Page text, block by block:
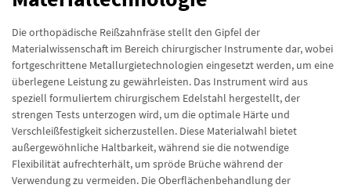
Die orthopädische Reißzahnfräse stellt den Gipfel der
Materialwissenschaft im Bereich chirurgischer Instrumente dar, wobei
fortgeschrittene Metallurgietechnologien eingesetzt werden, um eine
überlegene Leistung zu gewährleisten. Das Instrument wird aus
speziell formuliertem chirurgischem Edelstahl hergestellt, der
strengen Tests unterzogen wird, um die optimale Härte und
Verschleißfestigkeit sicherzustellen. Diese Materialwahl bietet
außergewöhnliche Haltbarkeit, während sie die notwendige
Flexibilität aufrechterhält, um spröde Brüche während der
Verwendung zu vermeiden. Die Oberflächenbehandlung der